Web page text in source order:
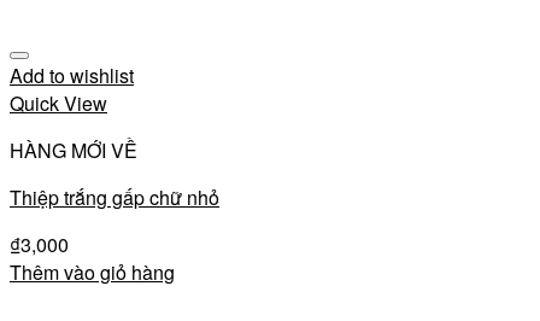
Add to wishlist
Quick View
HÀNG MỚI VỀ
Thiệp trắng gấp chữ nhỏ
₫3,000
Thêm vào giỏ hàng